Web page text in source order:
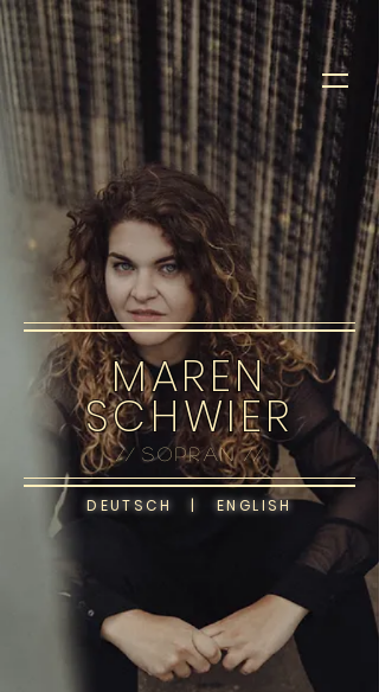
MAREN
SCHWIER
// sopran//
DEUTSCH | ENGLISH